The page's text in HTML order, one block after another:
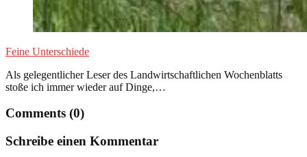
Feine Unterschiede
Als gelegentlicher Leser des Landwirtschaftlichen Wochenblatts
stoße ich immer wieder auf Dinge,…
Comments (0)
Schreibe einen Kommentar